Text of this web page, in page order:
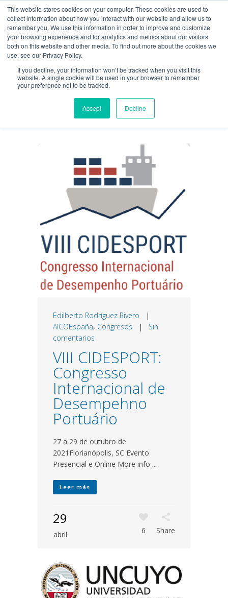
This website stores cookies on your computer. These cookies are used to
collect information about how you interact with our website and allow us to
remember you. We use this information in order to improve and customize
your browsing experience and for analytics and metrics about our visitors
both on this website and other media. To find out more about the cookies we
use, see our Privacy Policy.
If you decline, your information won’t be tracked when you visit this
website. A single cookie will be used in your browser to remember
your preference not to be tracked.
Accept Decline
Guía de uso
Acceso / Registro
Author: Edilberto
Rodríguez Rivero
Edilberto Rodríguez Rivero |
AICOEspaña, Congresos | Sin
comentarios
VIII CIDESPORT:
Congresso
Internacional de
Desempehno
Portuário
27 a 29 de outubro de
2021Florianópolis, SC Evento
Presencial e Online More info ...
Leer más
29
abril 6 Share